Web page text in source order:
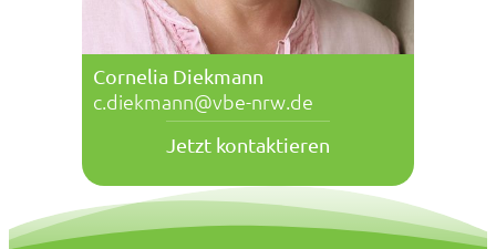
Cornelia Diekmann
c.diekmann@vbe-nrw.de
Jetzt kontaktieren